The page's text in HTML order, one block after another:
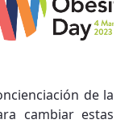
de la
cambiar estas